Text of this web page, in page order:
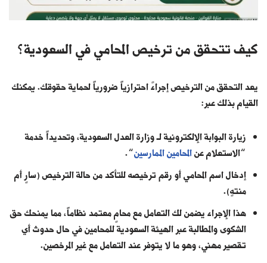
كيف تتحقق من ترخيص المحامي في السعودية؟
يعد التحقق من الترخيص إجراءً احترازياً ضرورياً لحماية حقوقك. يمكنك
القيام بذلك عبر:
زيارة البوابة الإلكترونية لـ وزارة العدل السعودية، وتحديداً خدمة
“الاستعلام عنالمحامين الممارسين“.
إدخال اسم المحامي أو رقم ترخيصه للتأكد من حالة الترخيص (سارٍ أم
منتهٍ).
هذا الإجراء يضمن لك التعامل مع محامٍ معتمد نظاماً، مما يمنحك حق
الشكوى والمطالبة عبر الهيئة السعودية للمحامين في حال حدوث أي
تقصير مهني، وهو ما لا يتوفر عند التعامل مع غير المرخصين.